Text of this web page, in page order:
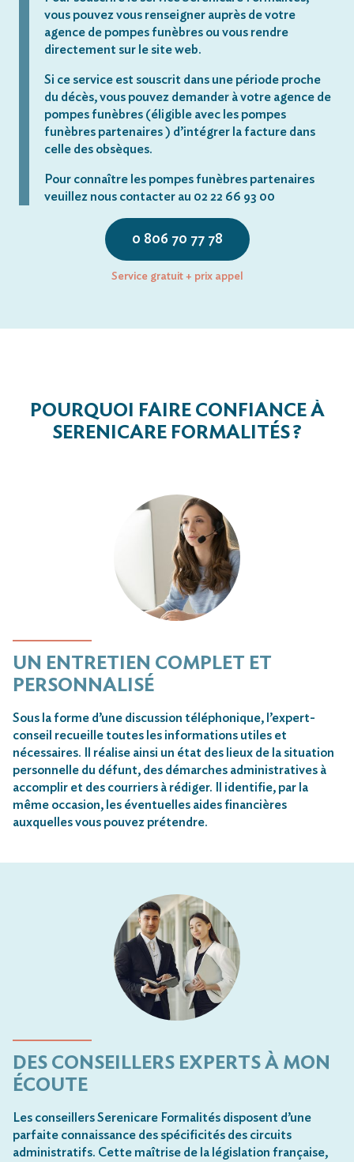
vous pouvez vous renseigner auprès de votre
agence de pompes funèbres ou vous rendre
directement sur le site web.
Si ce service est souscrit dans une période proche
du décès, vous pouvez demander à votre agence de
pompes funèbres (éligible avec les pompes
funèbres partenaires ) d’intégrer la facture dans
celle des obsèques.
Pour connaître les pompes funèbres partenaires
veuillez nous contacter au 02 22 66 93 00
0 806 70 77 78
Service gratuit + prix appel
POURQUOI FAIRE CONFIANCE À
SERENICARE FORMALITÉS ?
UN ENTRETIEN COMPLET ET
PERSONNALISÉ
Sous la forme d’une discussion téléphonique, l’expert-
conseil recueille toutes les informations utiles et
nécessaires. Il réalise ainsi un état des lieux de la situation
personnelle du défunt, des démarches administratives à
accomplir et des courriers à rédiger. Il identifie, par la
même occasion, les éventuelles aides financières
auxquelles vous pouvez prétendre.
DES CONSEILLERS EXPERTS À MON
ÉCOUTE
Les conseillers Serenicare Formalités disposent d’une
parfaite connaissance des spécificités des circuits
administratifs. Cette maîtrise de la législation française,